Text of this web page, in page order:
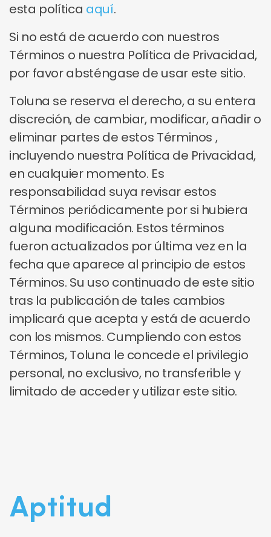
esta política aquí.
Si no está de acuerdo con nuestros
Términos o nuestra Política de Privacidad,
por favor absténgase de usar este sitio.
Toluna se reserva el derecho, a su entera
discreción, de cambiar, modificar, añadir o
eliminar partes de estos Términos ,
incluyendo nuestra Política de Privacidad,
en cualquier momento. Es
responsabilidad suya revisar estos
Términos periódicamente por si hubiera
alguna modificación. Estos términos
fueron actualizados por última vez en la
fecha que aparece al principio de estos
Términos. Su uso continuado de este sitio
tras la publicación de tales cambios
implicará que acepta y está de acuerdo
con los mismos. Cumpliendo con estos
Términos, Toluna le concede el privilegio
personal, no exclusivo, no transferible y
limitado de acceder y utilizar este sitio.
Aptitud